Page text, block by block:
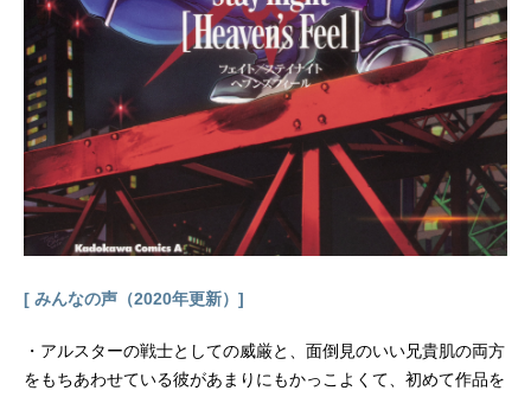
戦いの渦に呑み込まれてゆく……作
品名マクロス7放送形態TVアニメス
ケジュール1994年10月16日（日）～
1995年9月24日（日）TBSほか話数
全49話キャスト熱気バサラ：林延年
ミレーヌ・フレア・ジーナス：桜井
智レイ・ラブロック：菅原正志ビヒ
ーダ・フィーズ：高乃...
[ みんなの声（2020年更新）]
・アルスターの戦士としての威厳と、面倒見のいい兄貴肌の両方
をもちあわせている彼があまりにもかっこよくて、初めて作品を